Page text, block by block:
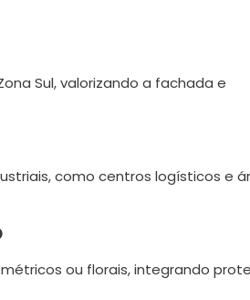
Sul, valorizando a fachada e
como centros logísticos e
ou florais, integrando